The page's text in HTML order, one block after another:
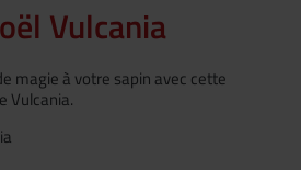
Vulcania
magie à votre sapin avec cette
Vulcania.